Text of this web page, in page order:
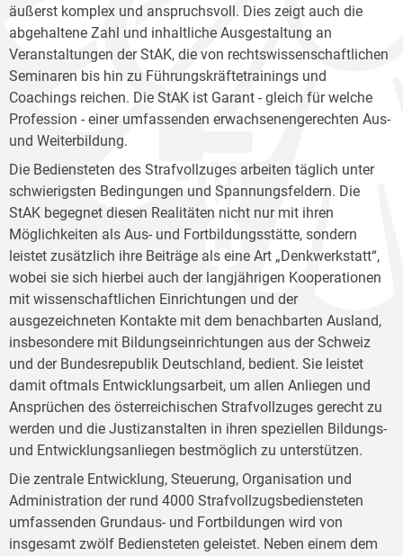
äußerst komplex und anspruchsvoll. Dies zeigt auch die
abgehaltene Zahl und inhaltliche Ausgestaltung an
Veranstaltungen der StAK, die von rechtswissenschaftlichen
Seminaren bis hin zu Führungskräftetrainings und
Coachings reichen. Die StAK ist Garant - gleich für welche
Profession - einer umfassenden erwachsenengerechten Aus-
und Weiterbildung.
Die Bediensteten des Strafvollzuges arbeiten täglich unter
schwierigsten Bedingungen und Spannungsfeldern. Die
StAK begegnet diesen Realitäten nicht nur mit ihren
Möglichkeiten als Aus- und Fortbildungsstätte, sondern
leistet zusätzlich ihre Beiträge als eine Art „Denkwerkstatt“,
wobei sie sich hierbei auch der langjährigen Kooperationen
mit wissenschaftlichen Einrichtungen und der
ausgezeichneten Kontakte mit dem benachbarten Ausland,
insbesondere mit Bildungseinrichtungen aus der Schweiz
und der Bundesrepublik Deutschland, bedient. Sie leistet
damit oftmals Entwicklungsarbeit, um allen Anliegen und
Ansprüchen des österreichischen Strafvollzuges gerecht zu
werden und die Justizanstalten in ihren speziellen Bildungs-
und Entwicklungsanliegen bestmöglich zu unterstützen.
Die zentrale Entwicklung, Steuerung, Organisation und
Administration der rund 4000 Strafvollzugsbediensteten
umfassenden Grundaus- und Fortbildungen wird von
insgesamt zwölf Bediensteten geleistet. Neben einem dem